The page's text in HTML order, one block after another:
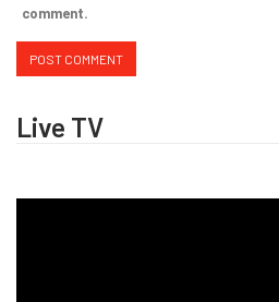
comment.
Live TV